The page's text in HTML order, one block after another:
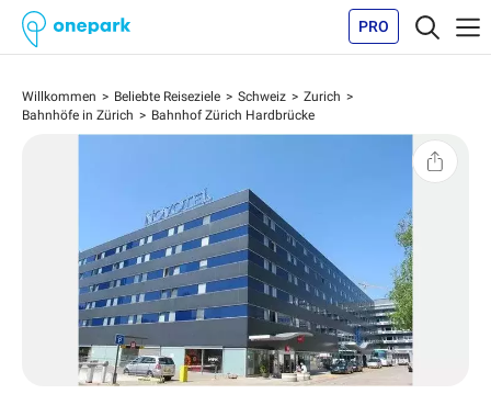
PRO
Willkommen Beliebte Reiseziele Schweiz
Zurich
Bahnhöfe in Zürich
Bahnhof Zürich Hardbrücke